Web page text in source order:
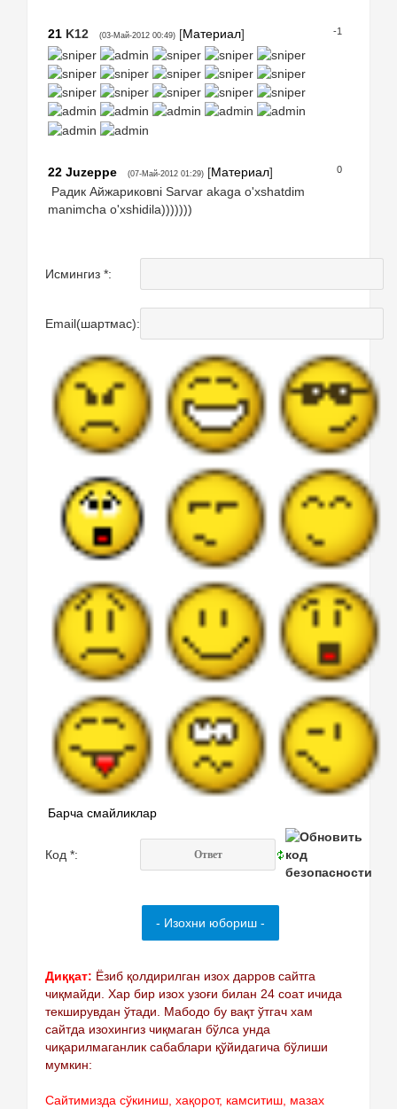
-1
21 K12 (03-Май-2012 00:49) [Материал]
0
22 Juzeppe (07-Май-2012 01:29) [Материал]
Радик Айжариковni Sarvar akaga o'xshatdim
manimcha o'xshidila)))))))
Исмингиз *:
Email(шартмас):
Барча смайликлар
Код *:
Диққат: Ёзиб қолдирилган изох дарров сайтга
чиқмайди. Хар бир изох узоғи билан 24 соат ичида
текширувдан ўтади. Мабодо бу вақт ўтгач хам
сайтда изохингиз чиқмаган бўлса унда
чиқарилмаганлик сабаблари қўйидагича бўлиши
мумкин:
Сайтимизда сўкиниш, хақорот, камситиш, мазах